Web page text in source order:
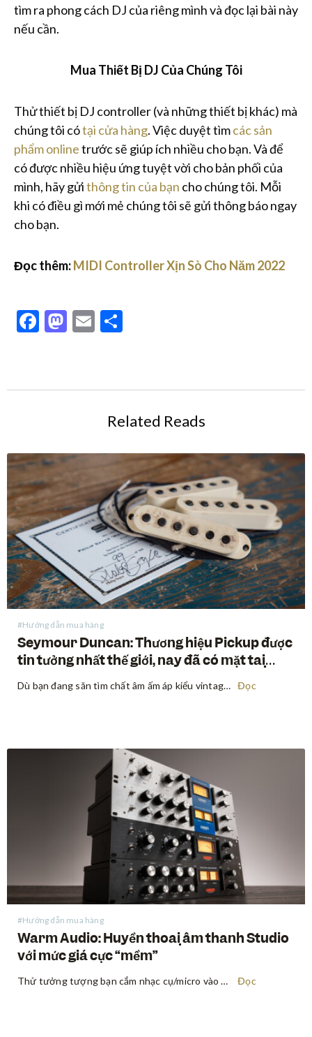
tìm ra phong cách DJ của riêng mình và đọc lại bài này
nếu cần.
Mua Thiết Bị DJ Của Chúng Tôi
Thử thiết bị DJ controller (và những thiết bị khác) mà
chúng tôi cótại cửa hàng. Việc duyệt tìmcác sản
phẩm onlinetrước sẽ giúp ích nhiều cho bạn. Và để
có được nhiều hiệu ứng tuyệt vời cho bản phối của
mình, hãy gửithông tin của bạn cho chúng tôi. Mỗi
khi có điều gì mới mẻ chúng tôi sẽ gửi thông báo ngay
cho bạn.
Đọc thêm:MIDI Controller Xịn Sò Cho Năm 2022
Facebook
Mastodon
Email
Related Reads
#Hướng dẫn mua hàng
Seymour Duncan: Thương hiệu Pickup được
tin tưởng nhất thế giới, nay đã có mặt tại
Swee Lee
Dù bạn đang săn tìm chất âm ấm áp kiểu vintage, sự bạo liệt của high-gain hiện đại, hay một sự giao thoa tuyệt đẹp ở giữa hai điều trên, Seymour Duncan đã định hình tone tiếng của các guitarist và bassist trong suốt hơn năm thập kỷ qua. Mua… Đọc
#Hướng dẫn mua hàng
Warm Audio: Huyền thoại âm thanh Studio
với mức giá cực “mềm”
Thử tưởng tượng bạn cắm nhạc cụ/micro vào một preamp và cảm nhận tín hiệu âm thanh thay đổi rõ rệt — dày dặn hơn, ấm áp hơn, đậm đà hơn — đúng chất âm trong những bản thu kinh điển truyền cảm hứng cho bạn chơi nhạc từ thuở… Đọc